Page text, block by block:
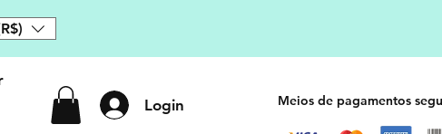
Login Meios de pagamentos